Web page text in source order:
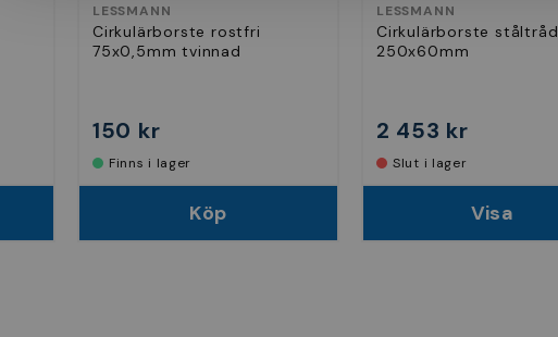
LESSMANN
Cirkulärborste rostfri
75x0,5mm tvinnad
150 kr
Finns i lager
Köp
LESSMANN
Cirkulärborste ståltråd
250x60mm
2 453 kr
Slut i lager
Visa